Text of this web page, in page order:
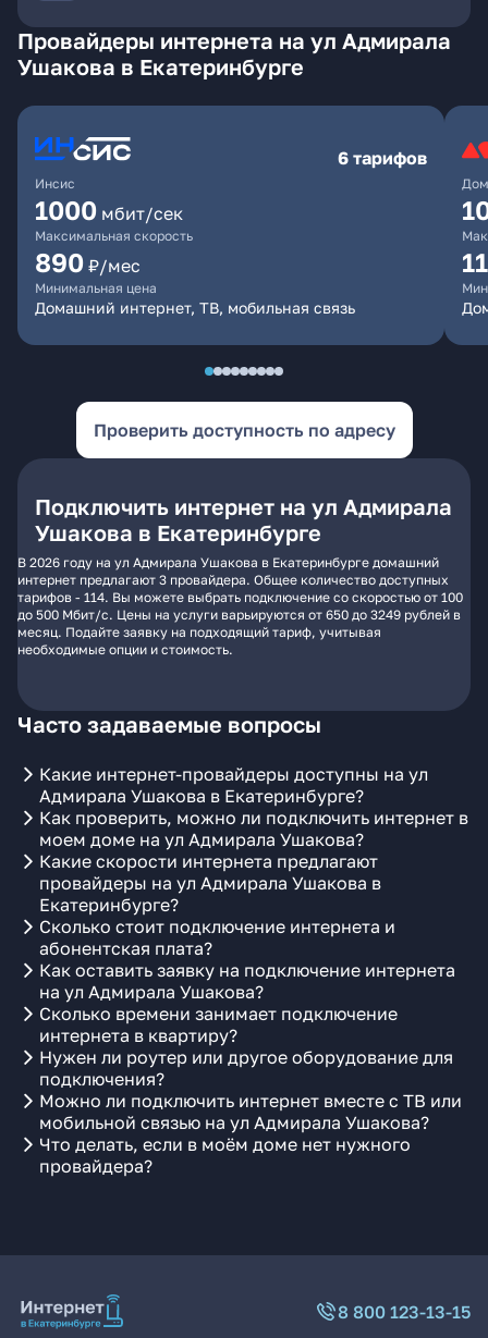
Провайдеры интернета на ул Адмирала
Ушакова в Екатеринбурге
Инсис
6 тарифов
1000 мбит/сек
Максимальная скорость
890 ₽/мес
Минимальная цена
Домашний интернет, ТВ, мобильная связь
Проверить доступность по адресу
Подключить интернет на ул Адмирала
Ушакова в Екатеринбурге
В 2026 году на ул Адмирала Ушакова в Екатеринбурге домашний
интернет предлагают 3 провайдера. Общее количество доступных
тарифов - 114. Вы можете выбрать подключение со скоростью от 100
до 500 Мбит/с. Цены на услуги варьируются от 650 до 3249 рублей в
месяц. Подайте заявку на подходящий тариф, учитывая
необходимые опции и стоимость.
Часто задаваемые вопросы
Какие интернет-провайдеры доступны на ул
Адмирала Ушакова в Екатеринбурге?
Как проверить, можно ли подключить интернет в
моем доме на ул Адмирала Ушакова?
Какие скорости интернета предлагают
провайдеры на ул Адмирала Ушакова в
Екатеринбурге?
Сколько стоит подключение интернета и
абонентская плата?
Как оставить заявку на подключение интернета
на ул Адмирала Ушакова?
Сколько времени занимает подключение
интернета в квартиру?
Нужен ли роутер или другое оборудование для
подключения?
Можно ли подключить интернет вместе с ТВ или
мобильной связью на ул Адмирала Ушакова?
Что делать, если в моём доме нет нужного
провайдера?
8 800 123-13-15